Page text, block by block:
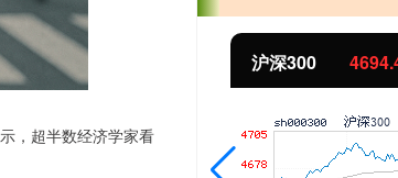
，超半数经济学家看
43.13 北证50